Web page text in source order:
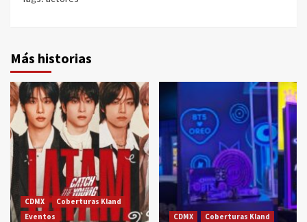
Más historias
CDMX
Coberturas Kland
Eventos
CDMX Coberturas Kland